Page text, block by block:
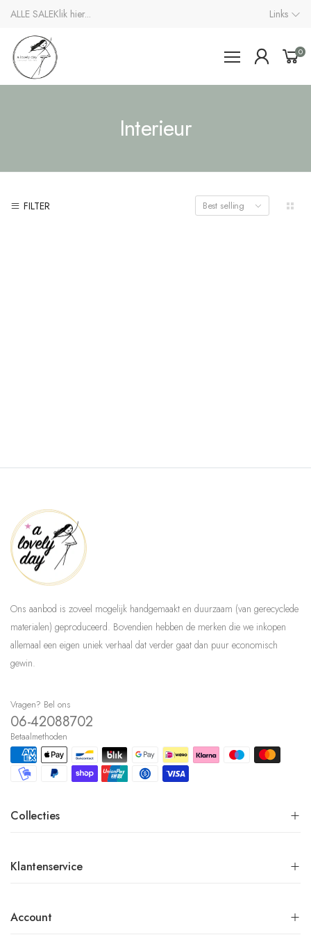
ALLE SALEKlik hier... Links
0
Interieur
FILTER Best selling
Ons aanbod is zoveel mogelijk handgemaakt en duurzaam (van gerecyclede
materialen) geproduceerd. Bovendien hebben de merken die we inkopen
allemaal een eigen uniek verhaal dat verder gaat dan puur economisch
gewin.
Vragen? Bel ons
06-42088702
Betaalmethoden
Collecties
Klantenservice
Account